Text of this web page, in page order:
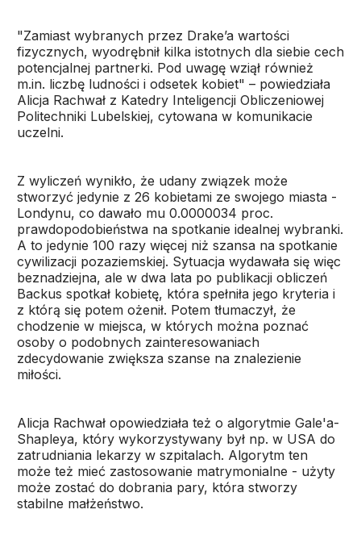
"Zamiast wybranych przez Drake’a wartości
fizycznych, wyodrębnił kilka istotnych dla siebie cech
potencjalnej partnerki. Pod uwagę wziął również
m.in. liczbę ludności i odsetek kobiet" – powiedziała
Alicja Rachwał z Katedry Inteligencji Obliczeniowej
Politechniki Lubelskiej, cytowana w komunikacie
uczelni.
Z wyliczeń wynikło, że udany związek może
stworzyć jedynie z 26 kobietami ze swojego miasta -
Londynu, co dawało mu 0.0000034 proc.
prawdopodobieństwa na spotkanie idealnej wybranki.
A to jedynie 100 razy więcej niż szansa na spotkanie
cywilizacji pozaziemskiej. Sytuacja wydawała się więc
beznadziejna, ale w dwa lata po publikacji obliczeń
Backus spotkał kobietę, która spełniła jego kryteria i
z którą się potem ożenił. Potem tłumaczył, że
chodzenie w miejsca, w których można poznać
osoby o podobnych zainteresowaniach
zdecydowanie zwiększa szanse na znalezienie
miłości.
Alicja Rachwał opowiedziała też o algorytmie Gale'a-
Shapleya, który wykorzystywany był np. w USA do
zatrudniania lekarzy w szpitalach. Algorytm ten
może też mieć zastosowanie matrymonialne - użyty
może zostać do dobrania pary, która stworzy
stabilne małżeństwo.